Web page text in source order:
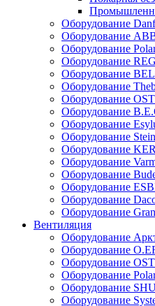
Оборудование
Оборудование
Оборудование
Оборудование
Оборудование
Оборудование
Оборудование
Оборудование
Оборудование
Оборудование
Оборудование
Оборудование
Оборудование
Оборудование
Оборудование
Оборудование
Вентиляция
Оборудование
Оборудование
Оборудование
Оборудование
Оборудование
Оборудование